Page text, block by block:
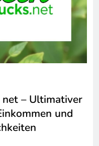
– Ultimativer
und